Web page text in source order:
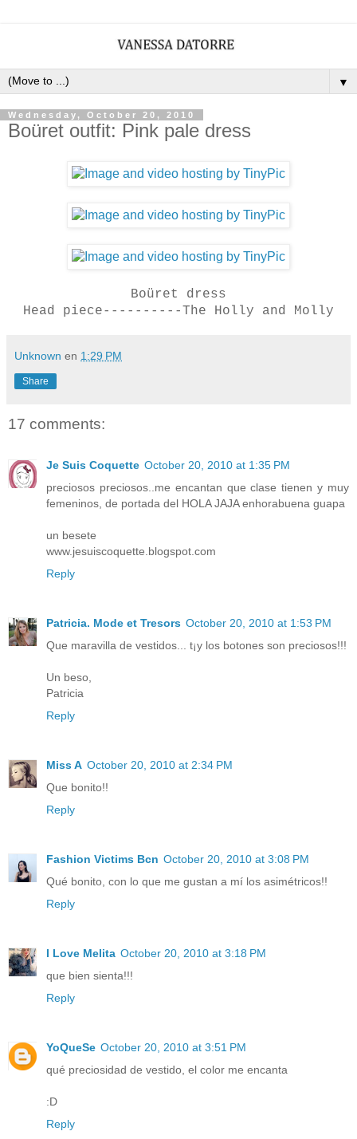
▼
Wednesday, October 20, 2010
Boüret outfit: Pink pale dress
Boüret dress
Head piece----------The Holly and Molly
Unknown en 1:29 PM
Share
17 comments:
Je Suis Coquette October 20, 2010 at 1:35 PM
preciosos preciosos..me encantan que clase tienen y muy
femeninos, de portada del HOLA JAJA enhorabuena guapa
un besete
www.jesuiscoquette.blogspot.com
Reply
Patricia. Mode et Tresors October 20, 2010 at 1:53 PM
Que maravilla de vestidos... t¡y los botones son preciosos!!!
Un beso,
Patricia
Reply
Miss A October 20, 2010 at 2:34 PM
Que bonito!!
Reply
Fashion Victims Bcn October 20, 2010 at 3:08 PM
Qué bonito, con lo que me gustan a mí los asimétricos!!
Reply
I Love Melita October 20, 2010 at 3:18 PM
que bien sienta!!!
Reply
YoQueSe October 20, 2010 at 3:51 PM
qué preciosidad de vestido, el color me encanta
:D
Reply